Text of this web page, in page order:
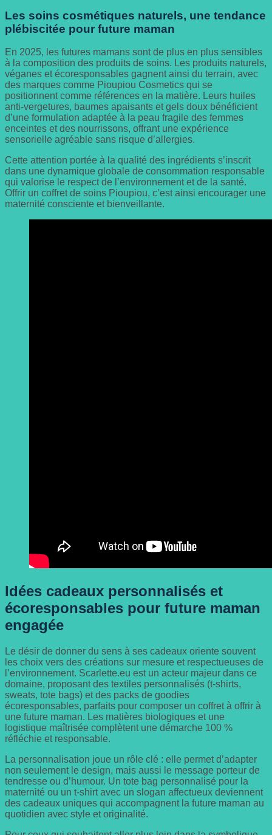
Les soins cosmétiques naturels, une tendance
plébiscitée pour future maman
En 2025, les futures mamans sont de plus en plus sensibles
à la composition des produits de soins. Les produits naturels,
véganes et écoresponsables gagnent ainsi du terrain, avec
des marques comme Pioupiou Cosmetics qui se
positionnent comme références en la matière. Leurs huiles
anti-vergetures, baumes apaisants et gels doux bénéficient
d’une formulation adaptée à la peau fragile des femmes
enceintes et des nourrissons, offrant une expérience
sensorielle agréable sans risque d’allergies.
Cette attention portée à la qualité des ingrédients s’inscrit
dans une dynamique globale de consommation responsable
qui valorise le respect de l’environnement et de la santé.
Offrir un coffret de soins Pioupiou, c’est ainsi encourager une
maternité consciente et bienveillante.
Idées cadeaux personnalisés et
écoresponsables pour future maman
engagée
Le désir de donner du sens à ses cadeaux oriente souvent
les choix vers des créations sur mesure et respectueuses de
l’environnement. Scarlette.eu est un acteur majeur dans ce
domaine, proposant des textiles personnalisés (t-shirts,
sweats, tote bags) et des packs de goodies
écoresponsables, parfaits pour composer un coffret à offrir à
une future maman. Les matières biologiques et une
logistique maîtrisée complètent une démarche 100 %
réfléchie et responsable.
La personnalisation joue un rôle clé : elle permet d’adapter
non seulement le design, mais aussi le message porteur de
tendresse ou d’humour. Un tote bag personnalisé pour la
maternité ou un t-shirt avec un slogan affectueux deviennent
des cadeaux uniques qui accompagnent la future maman au
quotidien avec style et originalité.